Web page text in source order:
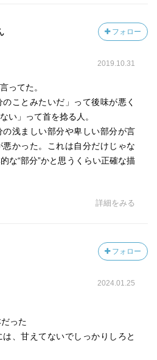
フォロー
2019.10.31
ってた。
ことみたいだ」って後味が悪く
い」って首を捻る人。
浅ましい部分や卑しい部分が言
かった。これは自分だけじゃな
な“部分”かと思うくらい正確な描
詳細をみる
フォロー
2024.01.25
った
、甘えてないでしっかりしろと